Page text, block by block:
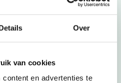
Over
van cookies
en advertenties te
link opent in een nieuwe tab
Willen de kinderen
en
opent in een nieuwe tab
laagveenmoerassen!